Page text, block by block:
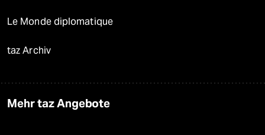
Le Monde diplomatique
taz Archiv
Mehr taz Angebote